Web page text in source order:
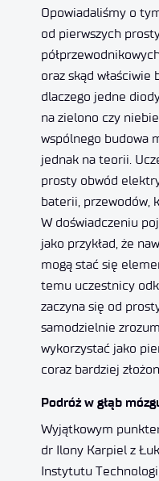
Opowiadaliśmy o
od pierwszych
oraz skąd właściwie
dlaczego jedne
na zielono czy
wspólnego budowa
jednak na teorii.
prosty obwód
baterii, przewodów,
W doświadczeniu
jako przykład, że
mogą stać się
temu uczestnicy
zaczyna się od
samodzielnie
wykorzystać jako
coraz bardziej
Podróż w głąb
Wyjątkowym
dr Ilony Karpiel z
Instytutu